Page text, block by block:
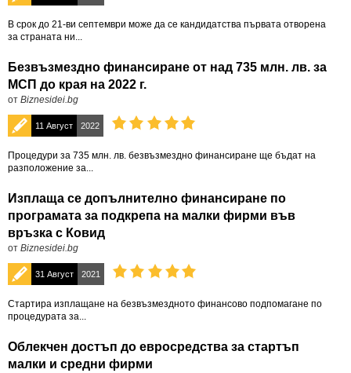
В срок до 21-ви септември може да се кандидатства първата отворена
за страната ни...
Безвъзмездно финансиране от над 735 млн. лв. за
МСП до края на 2022 г.
от Biznesidei.bg
11 Август 2022
Процедури за 735 млн. лв. безвъзмездно финансиране ще бъдат на
разположение за...
Изплаща се допълнително финансиране по
програмата за подкрепа на малки фирми във
връзка с Ковид
от Biznesidei.bg
31 Август 2021
Стартира изплащане на безвъзмездното финансово подпомагане по
процедурата за...
Облекчен достъп до евросредства за стартъп
малки и средни фирми